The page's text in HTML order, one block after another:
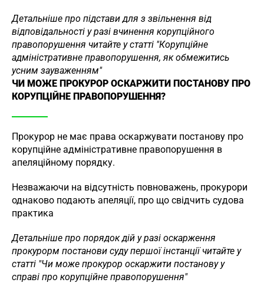
Детальніше про підстави для з звільнення від
відповідальності у разі вчинення корупційного
правопорушення читайте у статті "Корупційне
адміністративне правопорушення, як обмежитись
усним зауваженням"
ЧИ МОЖЕ ПРОКУРОР ОСКАРЖИТИ ПОСТАНОВУ ПРО
КОРУПЦІЙНЕ ПРАВОПОРУШЕННЯ?
Прокурор не має права оскаржувати постанову про
корупційне адміністративне правопорушення в
апеляційному порядку.
Незважаючи на відсутність повноважень, прокурори
однаково подають апеляції, про що свідчить судова
практика
Детальніше про порядок дій у разі оскарження
прокурорм постанови суду першої інстанції читайте у
статті "Чи може прокурор оскаржити постанову у
справі про корупційне правопорушення"